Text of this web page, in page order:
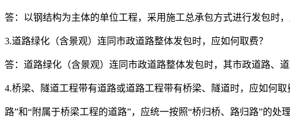
答：以钢结构为主体的单位工程，采用施工总承包方式进行发包时
3.道路绿化（含景观）连同市政道路整体发包时，应如何取费？
答：道路绿化（含景观）连同市政道路整体发包时，其市政道路、
4.桥梁、隧道工程带有道路或道路工程带有桥梁、隧道时，应如何取
路”和“附属于桥梁工程的道路”，应统一按照“桥归桥、路归路”的